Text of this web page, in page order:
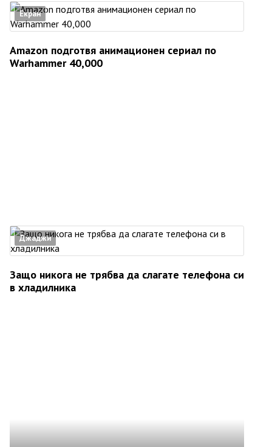
Екран
Amazon подготвя анимационен сериал по
Warhammer 40,000
Джаджи
Защо никога не трябва да слагате телефона си
в хладилника